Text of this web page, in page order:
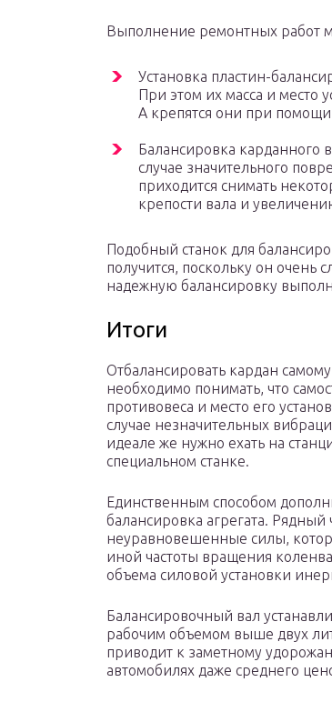
Выполнение ремонтных работ
Установка пластин-
При этом их масса и место
А крепятся они при помощи
Балансировка карданного
случае значительного
приходится снимать
крепости вала и
Подобный станок для
получится, поскольку он очень
надежную балансировку
Итоги
Отбалансировать кардан
необходимо понимать, что
противовеса и место его
случае незначительных
идеале же нужно ехать на
специальном станке.
Единственным способом
балансировка агрегата.
неуравновешенные силы,
иной частоты вращения
объема силовой установки
Балансировочный вал
рабочим объемом выше двух
приводит к заметному
автомобилях даже среднего